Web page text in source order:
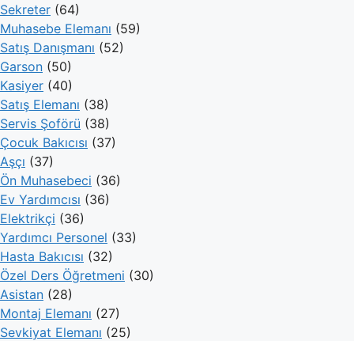
Sekreter (64)
Muhasebe Elemanı (59)
Satış Danışmanı (52)
Garson (50)
Kasiyer (40)
Satış Elemanı (38)
Servis Şoförü (38)
Çocuk Bakıcısı (37)
Aşçı (37)
Ön Muhasebeci (36)
Ev Yardımcısı (36)
Elektrikçi (36)
Yardımcı Personel (33)
Hasta Bakıcısı (32)
Özel Ders Öğretmeni (30)
Asistan (28)
Montaj Elemanı (27)
Sevkiyat Elemanı (25)